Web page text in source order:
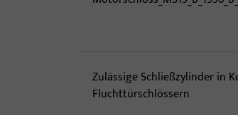
Zulässige Schließzylinder in
Fluchttürschlössern